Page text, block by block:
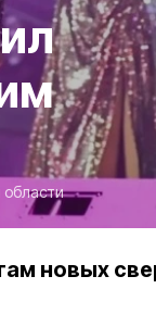
области
новых